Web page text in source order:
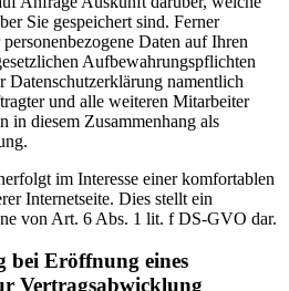
Sie gespeichert sind. Ferner
Daten auf Ihren
Aufbewahrungspflichten
Datenschutzerklärung namentlich
und alle weiteren Mitarbeiter
in diesem Zusammenhang als
im Interesse einer komfortablen
Internetseite. Dies stellt ein
von Art. 6 Abs. 1 lit. f DS-GVO dar.
bei Eröffnung eines
Vertragsabwicklung